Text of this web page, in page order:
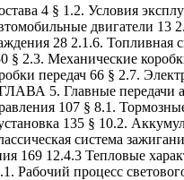
4 § 1.2. Условия
двигатели 13
28 2.1.6. Топливная
§ 2.3. Механические
передач 66 § 2.7.
5. Главные передачи
107 § 8.1.
135 § 10.2.
система
169 12.4.3 Тепловые
Рабочий процесс